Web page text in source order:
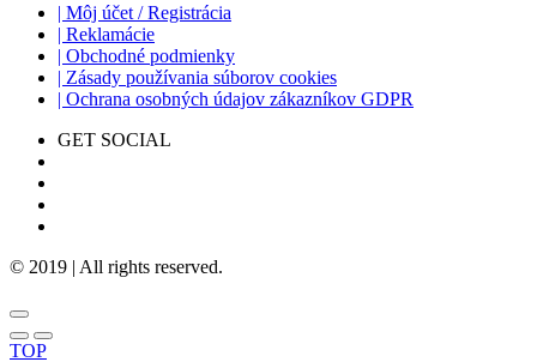
| Môj účet / Registrácia
| Reklamácie
| Obchodné podmienky
| Zásady používania súborov cookies
| Ochrana osobných údajov zákazníkov GDPR
GET SOCIAL
© 2019 | All rights reserved.
TOP